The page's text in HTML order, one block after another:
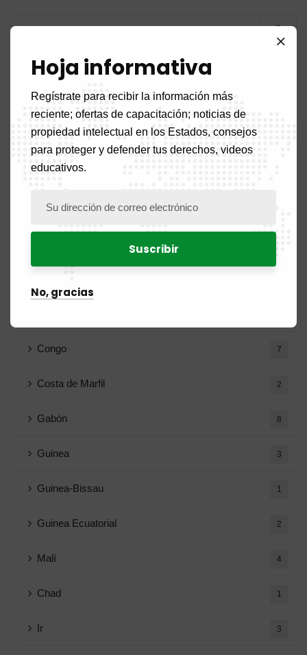
Categorías
Página delantera
Noticias
Noticias del país
Congo 7
Costa de Marfil 2
Gabón 8
Guinea 3
Guinea-Bissau 1
Guinea Ecuatorial 2
Malí 4
Chad 1
Ir 3
Hoja informativa
Regístrate para recibir la información más
reciente; ofertas de capacitación; noticias de
propiedad intelectual en los Estados, consejos
para proteger y defender tus derechos, videos
educativos.
No, gracias